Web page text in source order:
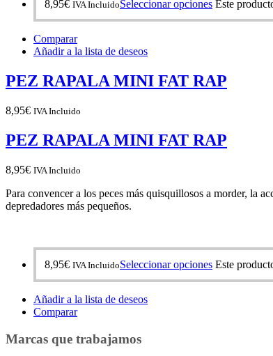
8,95€ IVA IncluidoSeleccionar opciones Este
Comparar
Añadir a la lista de deseos
PEZ RAPALA MINI FAT RAP
8,95€ IVA Incluido
PEZ RAPALA MINI FAT RAP
8,95€ IVA Incluido
Para convencer a los peces más quisquillosos a morder, la
depredadores más pequeños.
8,95€ IVA IncluidoSeleccionar opciones Este
Añadir a la lista de deseos
Comparar
Marcas que trabajamos